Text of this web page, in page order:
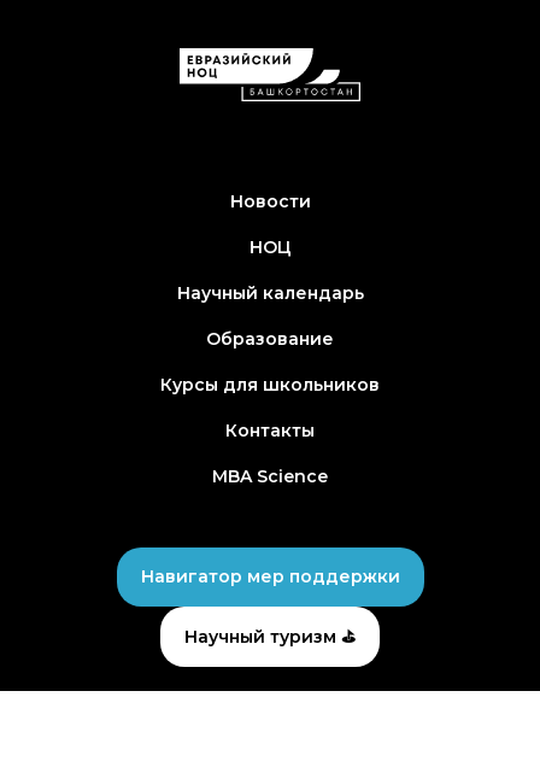
Новости
НОЦ
Научный календарь
Образование
Курсы для школьников
Контакты
MBA Science
Навигатор мер поддержки
Научный туризм ⛳